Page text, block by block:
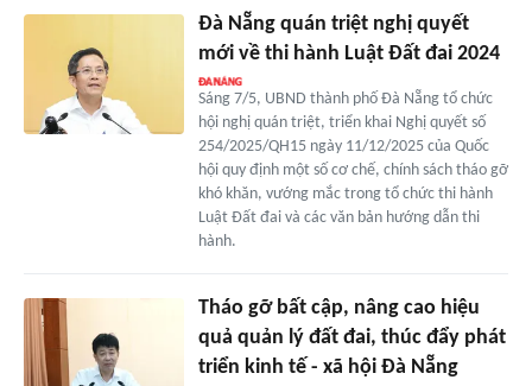
Đà Nẵng quán triệt nghị quyết
mới về thi hành Luật Đất đai 2024
Sáng 7/5, UBND thành phố Đà Nẵng tổ chức
hội nghị quán triệt, triển khai Nghị quyết số
254/2025/QH15 ngày 11/12/2025 của Quốc
hội quy định một số cơ chế, chính sách tháo gỡ
khó khăn, vướng mắc trong tổ chức thi hành
Luật Đất đai và các văn bản hướng dẫn thi
hành.
Tháo gỡ bất cập, nâng cao hiệu
quả quản lý đất đai, thúc đẩy phát
triển kinh tế - xã hội Đà Nẵng